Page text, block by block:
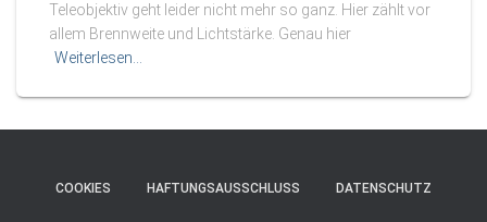
Teleobjektiv geht leider nicht mehr so ganz. Hier zählt vor
allem Brennweite und Lichtstärke. Genau hier
Weiterlesen…
COOKIES HAFTUNGSAUSSCHLUSS DATENSCHUTZ